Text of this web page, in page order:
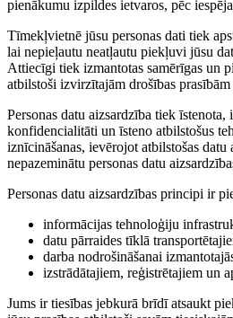
pienākumu izpildes ietvaros, pēc
Tīmekļvietnē jūsu personas dati tiek
lai nepieļautu neatļautu piekļuvi jūsu
Attiecīgi tiek izmantotas samērīgas un
atbilstoši izvirzītajām drošības
Personas datu aizsardzība tiek
konfidencialitāti un īsteno atbilstošus
iznīcināšanas, ievērojot atbilstošas
nepazeminātu personas datu
Personas datu aizsardzības principi ir
informācijas tehnoloģiju
datu pārraides tīklā
darba nodrošināšanai
izstrādātajiem, reģistrētajiem un
Jums ir tiesības jebkurā brīdī atsaukt